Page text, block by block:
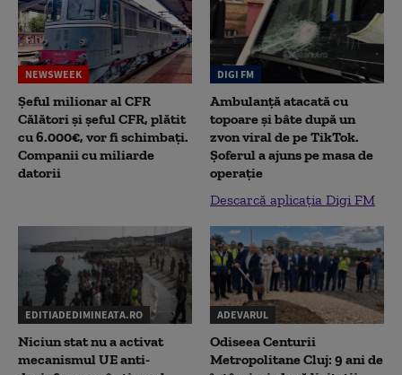
NEWSWEEK
Șeful milionar al CFR
Călători și șeful CFR, plătit
cu 6.000€, vor fi schimbați.
Companii cu miliarde
datorii
DIGI FM
Ambulanță atacată cu
topoare și bâte după un
zvon viral de pe TikTok.
Șoferul a ajuns pe masa de
operație
Descarcă aplicația Digi FM
EDITIADEDIMINEATA.RO
Niciun stat nu a activat
mecanismul UE anti-
ADEVARUL
Odiseea Centurii
Metropolitane Cluj: 9 ani de